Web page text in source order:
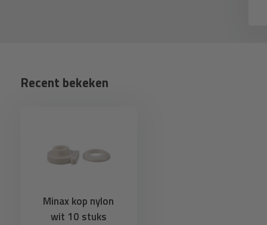
Recent bekeken
Minax kop nylon
wit 10 stuks